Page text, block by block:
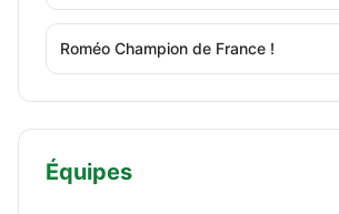
Roméo Champion de France !
Équipes